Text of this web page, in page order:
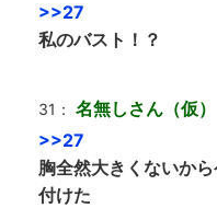
>>27
私のバスト！？
31： 名無しさん（仮）
>>27
胸全然大きくないか
付けた